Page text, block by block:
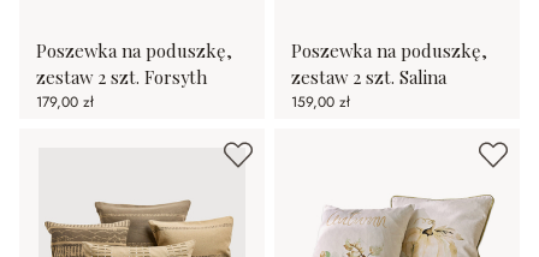
Poszewka na poduszkę,
zestaw 2 szt. Forsyth
179,00 zł
Poszewka na poduszkę,
zestaw 2 szt. Salina
159,00 zł